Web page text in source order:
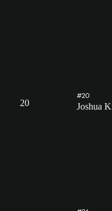
20
#20
Joshua